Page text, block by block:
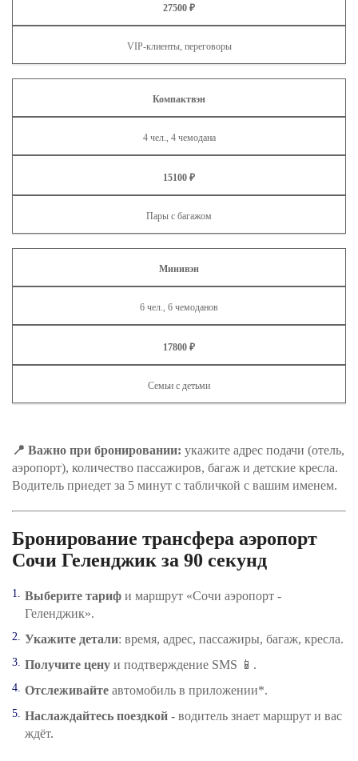
27500 ₽
VIP‑клиенты, переговоры
Компактвэн
4 чел., 4 чемодана
15100 ₽
Пары с багажом
Минивэн
6 чел., 6 чемоданов
17800 ₽
Семьи с детьми
📍 Важно при бронировании: укажите адрес подачи (отель,
аэропорт), количество пассажиров, багаж и детские кресла.
Водитель приедет за 5 минут с табличкой с вашим именем.
Бронирование трансфера аэропорт
Сочи Геленджик за 90 секунд
Выберите тариф и маршрут «Сочи аэропорт -
Геленджик».
Укажите детали: время, адрес, пассажиры, багаж, кресла.
Получите цену и подтверждение SMS 📱.
Отслеживайте автомобиль в приложении*.
Наслаждайтесь поездкой - водитель знает маршрут и вас
ждёт.